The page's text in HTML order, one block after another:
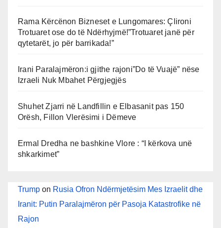
Rama Kërcënon Bizneset e Lungomares: Çlironi
Trotuaret ose do të Ndërhyjmë!”Trotuaret janë për
qytetarët, jo për barrikada!”
Irani Paralajmëron:i gjithe rajoni”Do të Vuajë” nëse
Izraeli Nuk Mbahet Përgjegjës
Shuhet Zjarri në Landfillin e Elbasanit pas 150
Orësh, Fillon Vlerësimi i Dëmeve
Ermal Dredha ne bashkine Vlore : “I kërkova unë
shkarkimet”
Trump on Rusia Ofron Ndërmjetësim Mes Izraelit dhe
Iranit: Putin Paralajmëron për Pasoja Katastrofike në
Rajon